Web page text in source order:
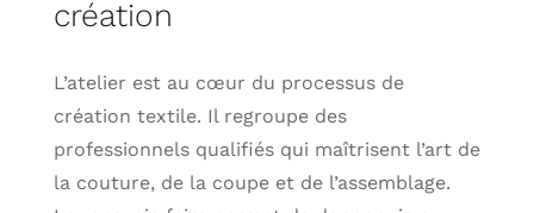
création
L’atelier est au cœur du processus de
création textile. Il regroupe des
professionnels qualifiés qui maîtrisent l’art de
la couture, de la coupe et de l’assemblage.